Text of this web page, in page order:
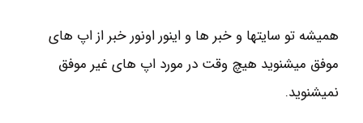
همیشه تو سایتها و خبر ها و اینور اونور خبر از اپ های
موفق میشنوید هیچ وقت در مورد اپ های غیر موفق
نمیشنوید.